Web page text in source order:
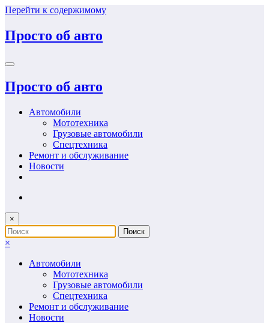
Перейти к содержимому
Просто об авто
Просто об авто
Автомобили
Мототехника
Грузовые автомобили
Спецтехника
Ремонт и обслуживание
Новости
×
×
Автомобили
Мототехника
Грузовые автомобили
Спецтехника
Ремонт и обслуживание
Новости